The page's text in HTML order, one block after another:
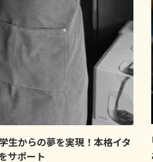
生からの夢を実現！本格イタ
サポート